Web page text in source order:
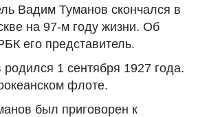
Вадим Туманов скончался в
на 97-м году жизни. Об
его представитель.
1 сентября 1927 года.
флоте.
был приговорен к